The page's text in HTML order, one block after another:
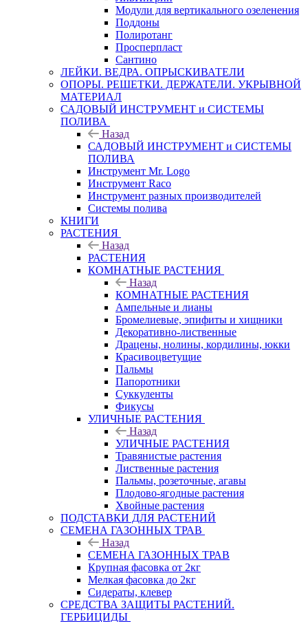
Модули для вертикального озеленения
Поддоны
Полиротанг
Просперпласт
Сантино
ЛЕЙКИ. ВЕДРА. ОПРЫСКИВАТЕЛИ
ОПОРЫ. РЕШЕТКИ. ДЕРЖАТЕЛИ. УКРЫВНОЙ
МАТЕРИАЛ
САДОВЫЙ ИНСТРУМЕНТ и СИСТЕМЫ
ПОЛИВА
Назад
САДОВЫЙ ИНСТРУМЕНТ и СИСТЕМЫ
ПОЛИВА
Инструмент Mr. Logo
Инструмент Raco
Инструмент разных производителей
Системы полива
КНИГИ
РАСТЕНИЯ
Назад
РАСТЕНИЯ
КОМНАТНЫЕ РАСТЕНИЯ
Назад
КОМНАТНЫЕ РАСТЕНИЯ
Ампельные и лианы
Бромелиевые, эпифиты и хищники
Декоративно-лиственные
Драцены, нолины, кордилины, юкки
Красивоцветущие
Пальмы
Папоротники
Суккуленты
Фикусы
УЛИЧНЫЕ РАСТЕНИЯ
Назад
УЛИЧНЫЕ РАСТЕНИЯ
Травянистые растения
Лиственные растения
Пальмы, розеточные, агавы
Плодово-ягодные растения
Хвойные растения
ПОДСТАВКИ ДЛЯ РАСТЕНИЙ
СЕМЕНА ГАЗОННЫХ ТРАВ
Назад
СЕМЕНА ГАЗОННЫХ ТРАВ
Крупная фасовка от 2кг
Мелкая фасовка до 2кг
Сидераты, клевер
СРЕДСТВА ЗАЩИТЫ РАСТЕНИЙ.
ГЕРБИЦИДЫ